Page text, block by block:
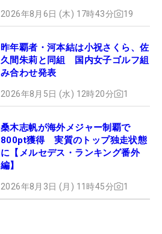
2026年8月6日 (木) 17時43分 19
昨年覇者・河本結は小祝さくら、佐
久間朱莉と同組 国内女子ゴルフ組
み合わせ発表
2026年8月5日 (水) 12時20分 1
桑木志帆が海外メジャー制覇で
800pt獲得 実質のトップ独走状態
に【メルセデス・ランキング番外
編】
2026年8月3日 (月) 11時45分 1